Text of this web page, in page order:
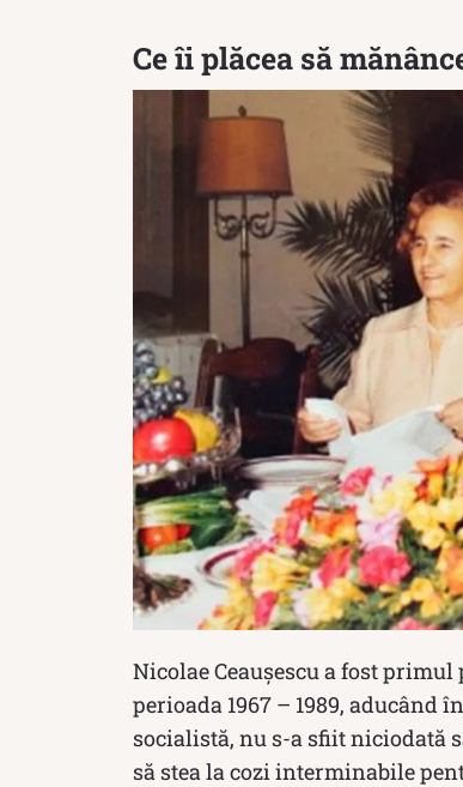
Ce îi plăcea să
Nicolae Ceaușescu a fost
perioada 1967 – 1989, aducând
socialistă, nu s-a sfiit niciodată
să stea la cozi interminabile